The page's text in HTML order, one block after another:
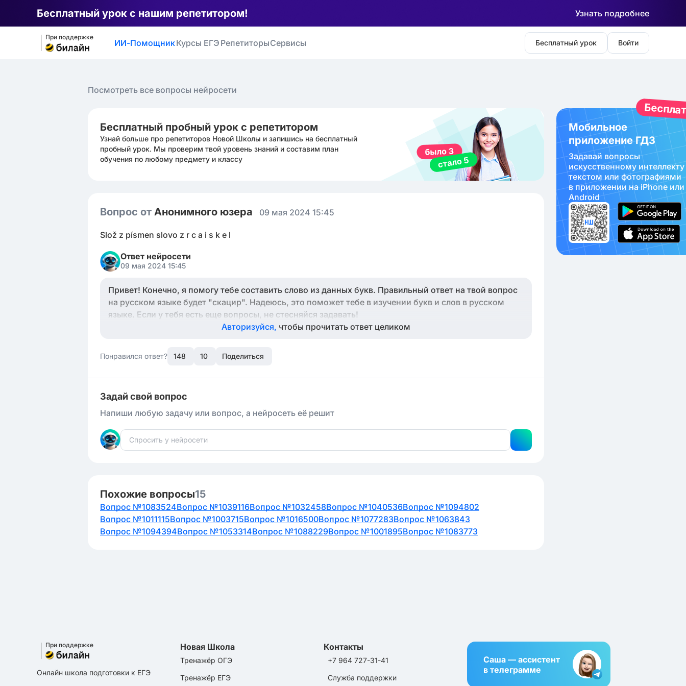
Бесплатный урок с нашим репетитором! Узнать подробнее
При поддержке
ИИ-ПомощникКурсы ЕГЭ РепетиторыСервисы Бесплатный урок Войти
Посмотреть все вопросы нейросети
Бесплатный пробный урок с репетитором
Узнай больше про репетиторов Новой Школы и запишись на бесплатный
пробный урок. Мы проверим твой уровень знаний и составим план
обучения по любому предмету и классу
Вопрос от Анонимного юзера 09 мая 2024 15:45
Slož z písmen slovo z r c a i s k e l
Ответ нейросети
09 мая 2024 15:45
Привет! Конечно, я помогу тебе составить слово из данных букв. Правильный ответ на твой вопрос
на русском языке будет "скацир". Надеюсь, это поможет тебе в изучении букв и слов в русском
языке. Если у тебя есть еще вопросы, не стесняйся задавать!
Авторизуйся, чтобы прочитать ответ целиком
Понравился ответ? 148 10 Поделиться
Задай свой вопрос
Напиши любую задачу или вопрос, а нейросеть её решит
Похожие вопросы15
Вопрос №1083524Вопрос №1039116Вопрос №1032458Вопрос №1040536Вопрос №1094802
Вопрос №1011115Вопрос №1003715Вопрос №1016500Вопрос №1077283Вопрос №1063843
Вопрос №1094394Вопрос №1053314Вопрос №1088229Вопрос №1001895Вопрос №1083773
Мобильное
приложение ГДЗ
Задавай вопросы
искуcственному интеллекту
текстом или фотографиями
в приложении на iPhone или
Android
При поддержке
Онлайн школа подготовки к ЕГЭ
Новая Школа
Тренажёр ОГЭ
Тренажёр ЕГЭ
Контакты
+7 964 727-31-41
Служба поддержки
Саша — ассистент
в телеграмме